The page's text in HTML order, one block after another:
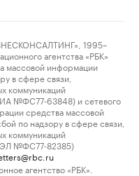
1995–
агентства «РБК»
массовой информации
в сфере связи,
коммуникаций
№ФС77-63848) и сетевого
средства массовой
по надзору в сфере связи,
коммуникаций
ЭЛ №ФС77-82385)
агентство «РБК».